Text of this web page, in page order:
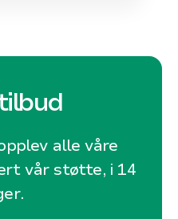
alle våre
vår støtte, i 14